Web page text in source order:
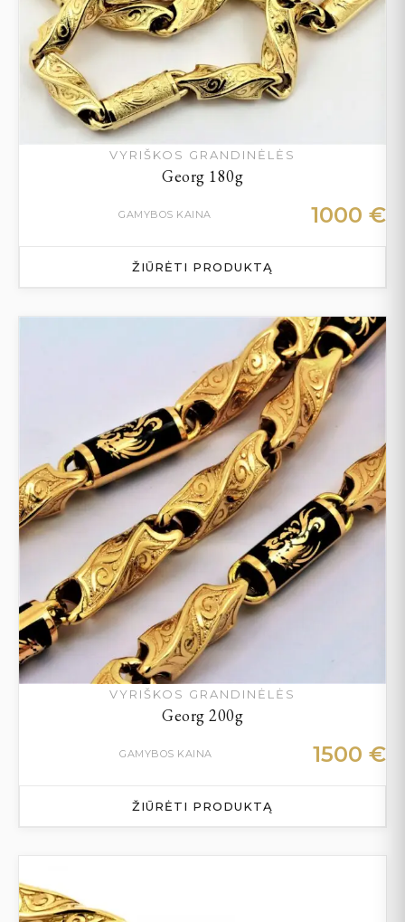
VYRIŠKOS GRANDINĖLĖS
Georg 180g
GAMYBOS KAINA 1000 €
ŽIŪRĖTI PRODUKTĄ
VYRIŠKOS GRANDINĖLĖS
Georg 200g
GAMYBOS KAINA 1500 €
ŽIŪRĖTI PRODUKTĄ